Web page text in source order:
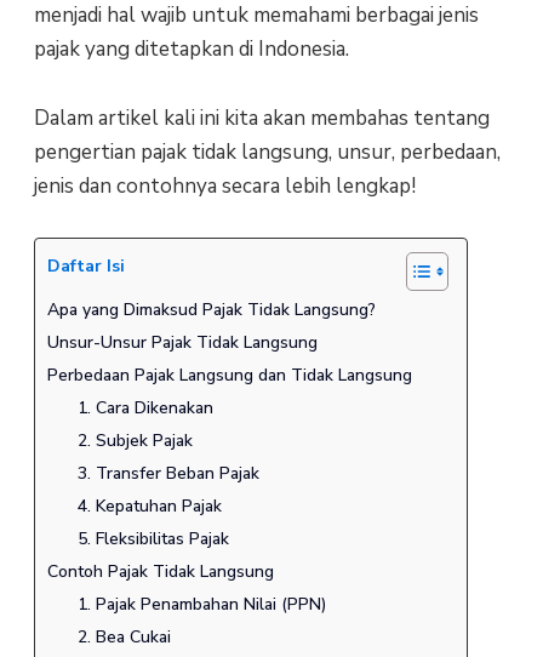
menjadi hal wajib untuk memahami berbagai jenis
pajak yang ditetapkan di Indonesia.
Dalam artikel kali ini kita akan membahas tentang
pengertian pajak tidak langsung, unsur, perbedaan,
jenis dan contohnya secara lebih lengkap!
Daftar Isi
Apa yang Dimaksud Pajak Tidak Langsung?
Unsur-Unsur Pajak Tidak Langsung
Perbedaan Pajak Langsung dan Tidak Langsung
1. Cara Dikenakan
2. Subjek Pajak
3. Transfer Beban Pajak
4. Kepatuhan Pajak
5. Fleksibilitas Pajak
Contoh Pajak Tidak Langsung
1. Pajak Penambahan Nilai (PPN)
2. Bea Cukai